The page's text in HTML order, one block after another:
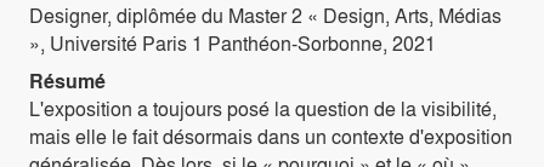
Designer, diplômée du Master 2 « Design, Arts, Médias
», Université Paris 1 Panthéon-Sorbonne, 2021
Résumé
L'exposition a toujours posé la question de la visibilité,
mais elle le fait désormais dans un contexte d'exposition